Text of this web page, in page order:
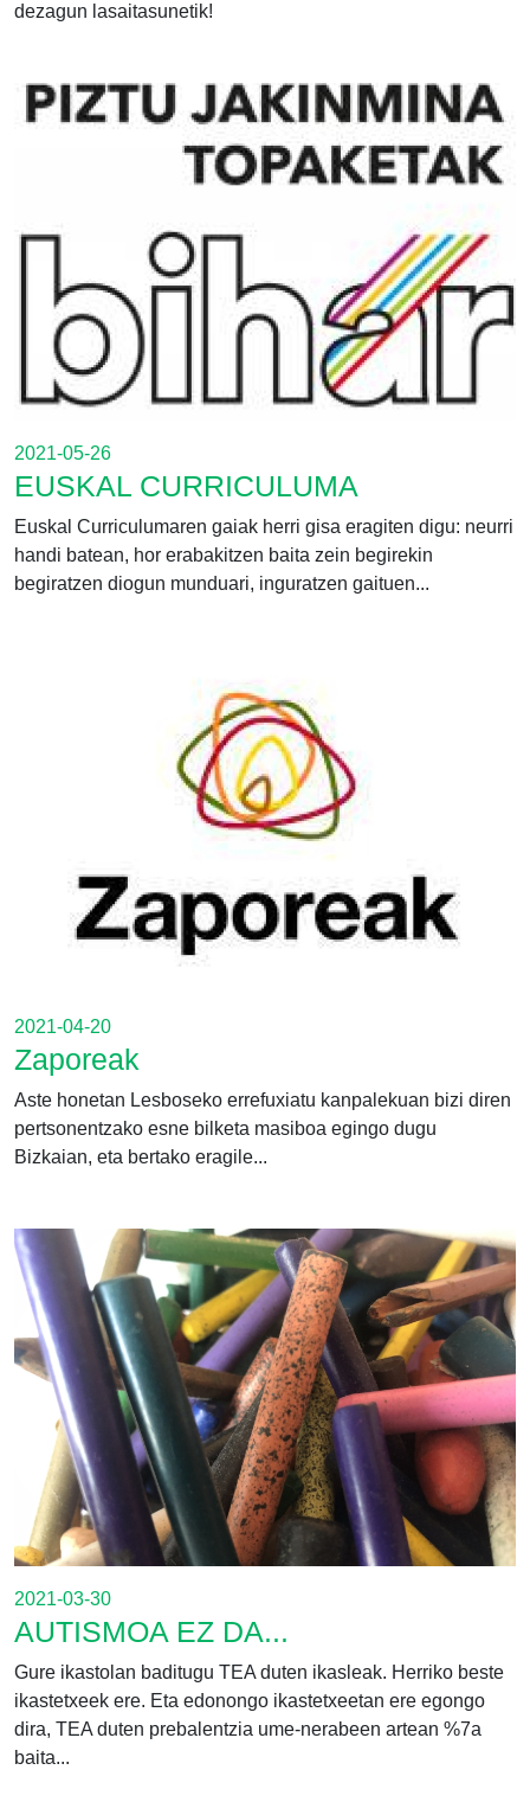
dezagun lasaitasunetik!
2021-05-26
EUSKAL CURRICULUMA
Euskal Curriculumaren gaiak herri gisa eragiten digu: neurri
handi batean, hor erabakitzen baita zein begirekin
begiratzen diogun munduari, inguratzen gaituen...
2021-04-20
Zaporeak
Aste honetan Lesboseko errefuxiatu kanpalekuan bizi diren
pertsonentzako esne bilketa masiboa egingo dugu
Bizkaian, eta bertako eragile...
2021-03-30
AUTISMOA EZ DA...
Gure ikastolan baditugu TEA duten ikasleak. Herriko beste
ikastetxeek ere. Eta edonongo ikastetxeetan ere egongo
dira, TEA duten prebalentzia ume-nerabeen artean %7a
baita...